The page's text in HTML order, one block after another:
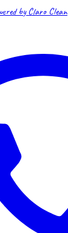
by Claro Clean